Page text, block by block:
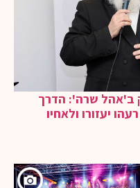
ב'אהל שרה': הדרך
יעזורו ולאחיו